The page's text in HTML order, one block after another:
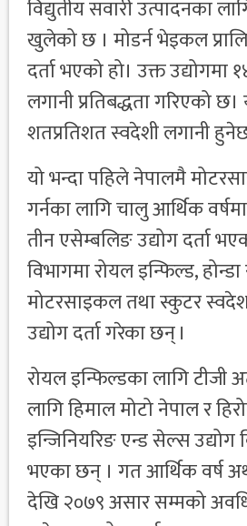
विद्युतीय सवारी उत्पादनका
खुलेको छ । मोडर्न भेइकल
दर्ता भएको हो। उक्त उद्योगमा
लगानी प्रतिबद्धता गरिएको छ।
शतप्रतिशत स्वदेशी लगानी
यो भन्दा पहिले नेपालमै
गर्नका लागि चालु आर्थिक
तीन एसेम्बलिङ उद्योग दर्ता
विभागमा रोयल इन्फिल्ड,
मोटरसाइकल तथा स्कुटर
उद्योग दर्ता गरेका छन् ।
रोयल इन्फिल्डका लागि टीजी
लागि हिमाल मोटो नेपाल र
इन्जिनियरिङ एन्ड सेल्स उद्योग
भएका छन् । गत आर्थिक वर्ष
देखि २०७९ असार सम्मको